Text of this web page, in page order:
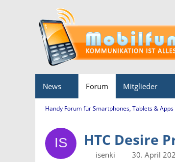
News Forum Mitglieder
Handy Forum für Smartphones, Tablets & Apps
HTC Desire
isenki
30. April